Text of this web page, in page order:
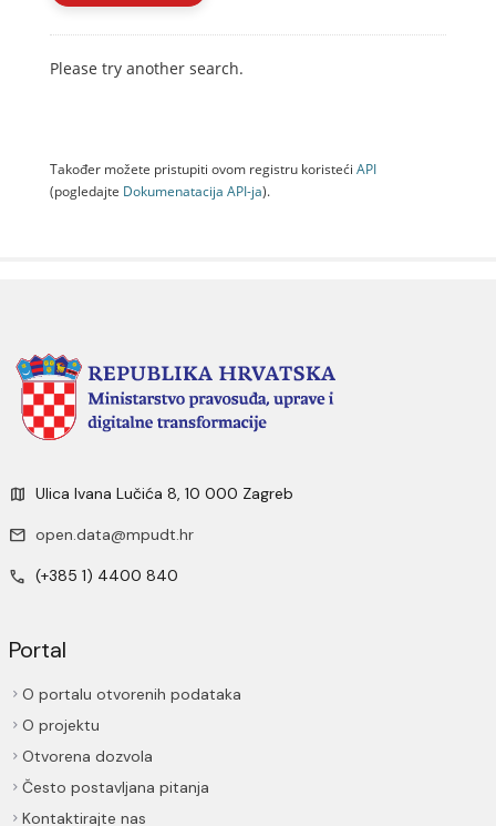
Please try another search.
Također možete pristupiti ovom registru koristeći API
(pogledajte Dokumenаtаcijа API-jа).